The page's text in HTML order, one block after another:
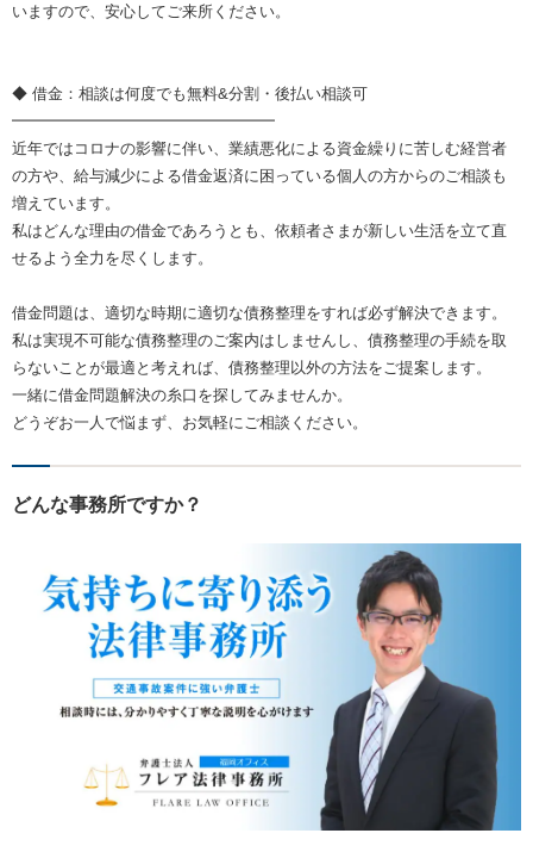
いますので、安心してご来所ください。
◆ 借金：相談は何度でも無料&分割・後払い相談可
━━━━━━━━━━━━━━━━━
近年ではコロナの影響に伴い、業績悪化による資金繰りに苦しむ経営者
の方や、給与減少による借金返済に困っている個人の方からのご相談も
増えています。
私はどんな理由の借金であろうとも、依頼者さまが新しい生活を立て直
せるよう全力を尽くします。
借金問題は、適切な時期に適切な債務整理をすれば必ず解決できます。
私は実現不可能な債務整理のご案内はしませんし、債務整理の手続を取
らないことが最適と考えれば、債務整理以外の方法をご提案します。
一緒に借金問題解決の糸口を探してみませんか。
どうぞお一人で悩まず、お気軽にご相談ください。
どんな事務所ですか？